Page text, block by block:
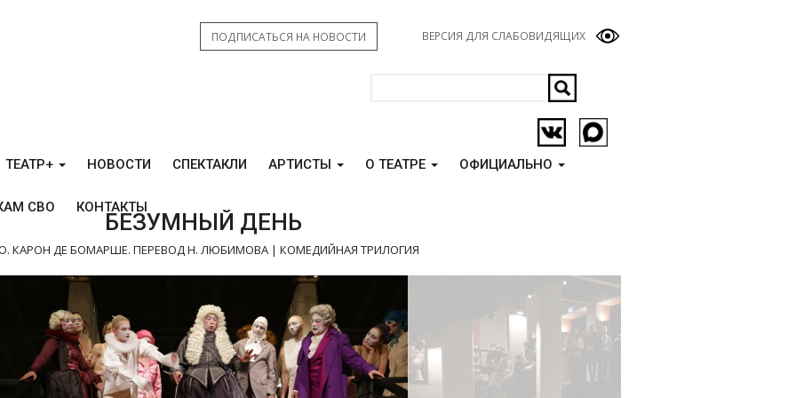
ВЕРСИЯ ДЛЯ СЛАБОВИДЯЩИХ
ПОДПИСАТЬСЯ НА НОВОСТИ
ТЕАТР+ НОВОСТИ СПЕКТАКЛИ АРТИСТЫ О ТЕАТРЕ ОФИЦИАЛЬНО
СВО КОНТАКТЫ
БЕЗУМНЫЙ ДЕНЬ
КАРОН ДЕ БОМАРШЕ. ПЕРЕВОД Н. ЛЮБИМОВА | КОМЕДИЙНАЯ ТРИЛОГИЯ